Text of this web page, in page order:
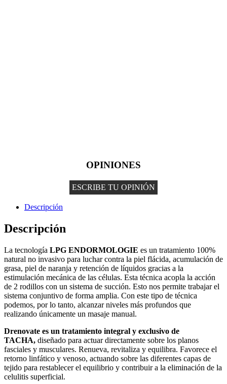
OPINIONES
ESCRIBE TU OPINIÓN
Descripción
Descripción
La tecnología LPG ENDORMOLOGIE es un tratamiento 100%
natural no invasivo para luchar contra la piel flácida, acumulación de
grasa, piel de naranja y retención de líquidos gracias a la
estimulación mecánica de las células. Esta técnica acopla la acción
de 2 rodillos con un sistema de succión. Esto nos permite trabajar el
sistema conjuntivo de forma amplia. Con este tipo de técnica
podemos, por lo tanto, alcanzar niveles más profundos que
realizando únicamente un masaje manual.
Drenovate es un tratamiento integral y exclusivo de
TACHA, diseñado para actuar directamente sobre los planos
fasciales y musculares. Renueva, revitaliza y equilibra. Favorece el
retorno linfático y venoso, actuando sobre las diferentes capas de
tejido para restablecer el equilibrio y contribuir a la eliminación de la
celulitis superficial.